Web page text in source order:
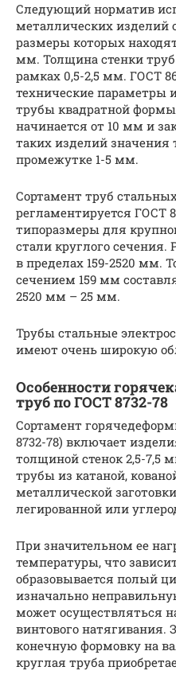
Следующий норматив
металлических изделий
размеры которых
мм. Толщина стенки
рамках 0,5-2,5 мм. ГОСТ
технические параметры
трубы квадратной
начинается от 10 мм и
таких изделий
промежутке 1-5 мм.
Сортамент труб
регламентируется ГОСТ
типоразмеры для
стали круглого
в пределах 159-2520 мм.
сечением 159 мм
2520 мм – 25 мм.
Трубы стальные
имеют очень широкую
Особенности
труб по ГОСТ 8732-78
Сортамент
8732-78) включает
толщиной стенок 2,5-7,5
трубы из катаной,
металлической
легированной или
При значительном ее
температуры, что
образовывается полый
изначально
может осуществляться
винтового натягивания.
конечную формовку на
круглая труба